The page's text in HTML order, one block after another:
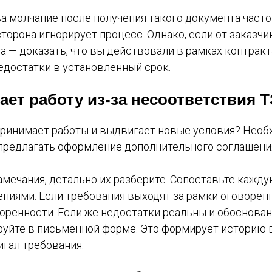
после получения такого документа
игнорирует процесс. Однако, если от
— доказать, что вы действовали в рамках
в установленный срок.
работу из-за несоответствия
работы и выдвигает новые условия?
оформление дополнительного
детально их разберите. Сопоставьте
Если требования выходят за рамки
Если же недостатки реальны и
в письменной форме. Это формирует историю
требования.